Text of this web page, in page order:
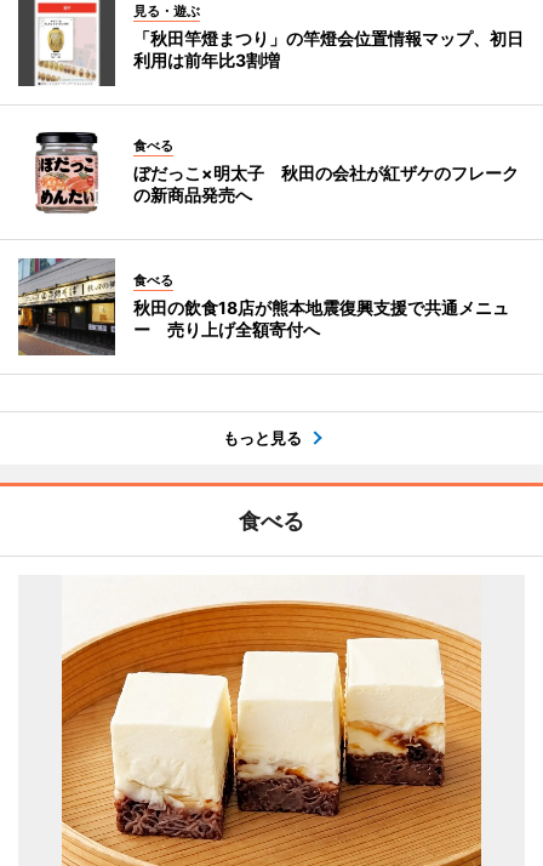
見る・遊ぶ
「秋田竿燈まつり」の竿燈会位置情報マップ、初日
利用は前年比3割増
食べる
ぼだっこ×明太子 秋田の会社が紅ザケのフレーク
の新商品発売へ
食べる
秋田の飲食18店が熊本地震復興支援で共通メニュ
ー 売り上げ全額寄付へ
もっと見る
食べる